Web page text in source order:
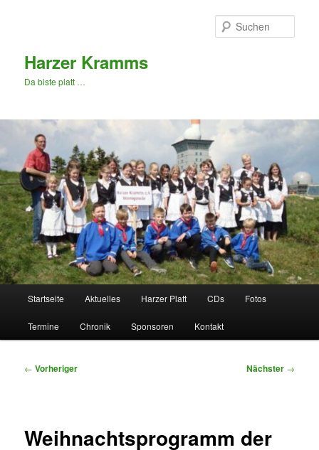
Harzer Kramms
Da biste platt …
Startseite Aktuelles Harzer Platt CDs Fotos
Termine Chronik Sponsoren Kontakt
Beitragsnavigation
← Vorheriger Nächster →
Weihnachtsprogramm der